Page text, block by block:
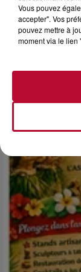
6 août 2026
NÎMES : «
Après un franc
du gladiateur »
7 et 8 août. Une
Vous pouvez
accepter". Vos
pouvez mettre à
moment via le lien